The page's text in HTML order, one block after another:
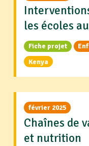
les écoles
Fiche projet
Kenya
février 2025
Chaînes de
et nutrition